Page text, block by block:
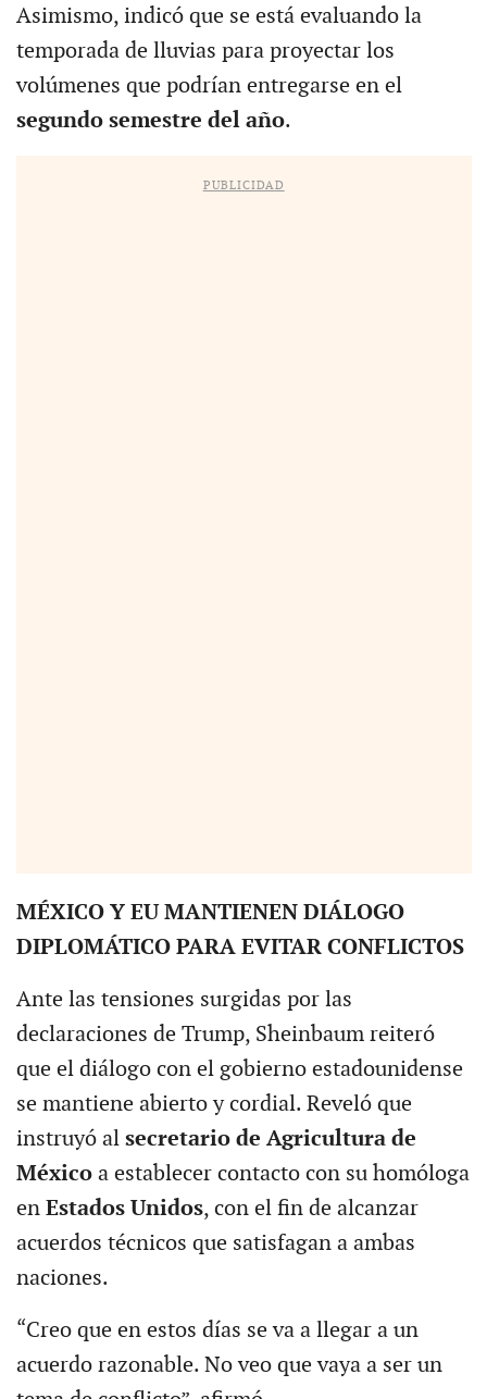
Asimismo, indicó que se está evaluando la
temporada de lluvias para proyectar los
volúmenes que podrían entregarse en el
segundo semestre del año.
PUBLICIDAD
MÉXICO Y EU MANTIENEN DIÁLOGO
DIPLOMÁTICO PARA EVITAR CONFLICTOS
Ante las tensiones surgidas por las
declaraciones de Trump, Sheinbaum reiteró
que el diálogo con el gobierno estadounidense
se mantiene abierto y cordial. Reveló que
instruyó al secretario de Agricultura de
Méxicoa establecer contacto con su homóloga
en Estados Unidos, con el fin de alcanzar
acuerdos técnicos que satisfagan a ambas
naciones.
“Creo que en estos días se va a llegar a un
acuerdo razonable. No veo que vaya a ser un